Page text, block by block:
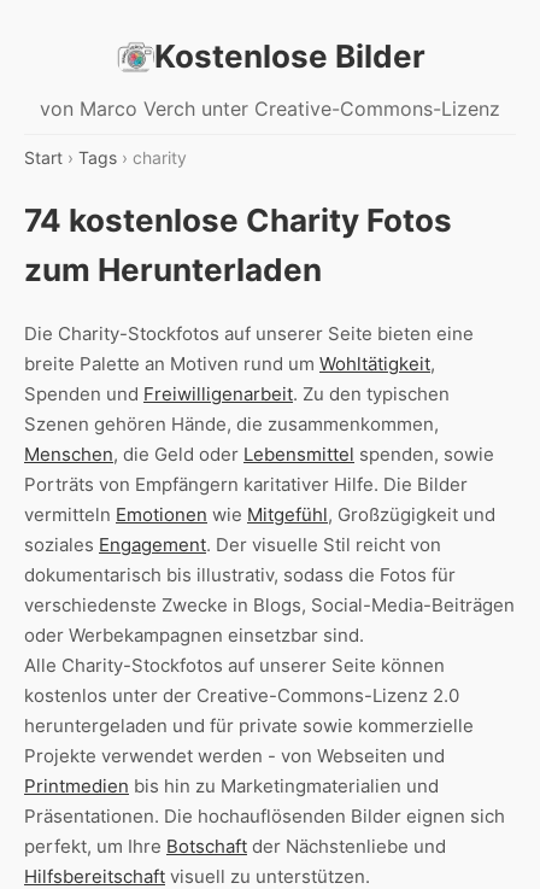
Kostenlose Bilder
von Marco Verch unter Creative-Commons-Lizenz
Start › Tags › charity
74 kostenlose Charity Fotos
zum Herunterladen
Die Charity-Stockfotos auf unserer Seite bieten eine
breite Palette an Motiven rund um Wohltätigkeit,
Spenden und Freiwilligenarbeit. Zu den typischen
Szenen gehören Hände, die zusammenkommen,
Menschen, die Geld oder Lebensmittel spenden, sowie
Porträts von Empfängern karitativer Hilfe. Die Bilder
vermitteln Emotionen wie Mitgefühl, Großzügigkeit und
soziales Engagement. Der visuelle Stil reicht von
dokumentarisch bis illustrativ, sodass die Fotos für
verschiedenste Zwecke in Blogs, Social-Media-Beiträgen
oder Werbekampagnen einsetzbar sind.
Alle Charity-Stockfotos auf unserer Seite können
kostenlos unter der Creative-Commons-Lizenz 2.0
heruntergeladen und für private sowie kommerzielle
Projekte verwendet werden - von Webseiten und
Printmedien bis hin zu Marketingmaterialien und
Präsentationen. Die hochauflösenden Bilder eignen sich
perfekt, um Ihre Botschaft der Nächstenliebe und
Hilfsbereitschaft visuell zu unterstützen.